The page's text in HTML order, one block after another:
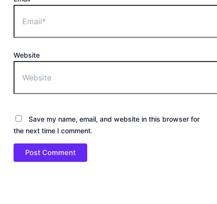
Website
Save my name, email, and website in this browser for
the next time I comment.